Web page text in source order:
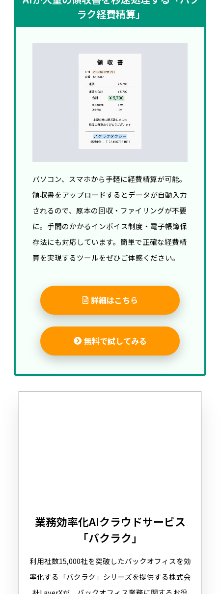
ラク経費精算」
パソコン、スマホから手軽に経費精算が可能。
領収書をアップロードするとデータが自動入力
されるので、原本の回収・ファイリングが不要
に。手間のかかるインボイス制度・電子帳簿保
存法にも対応しています。簡単で正確な経費精
算を実現するツールをぜひご体感ください。
詳細はこちら
無料で試してみる
業務効率化AIクラウドサービス
「バクラク」
利用社数15,000社を突破したバックオフィスを効
率化する「バクラク」シリーズを提供する株式会